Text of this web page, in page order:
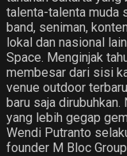
talenta-talenta muda
band, seniman,
lokal dan nasional
Space. Menginjak
membesar dari sisi
venue outdoor
baru saja
yang lebih gegap
Wendi Putranto
founder M Bloc